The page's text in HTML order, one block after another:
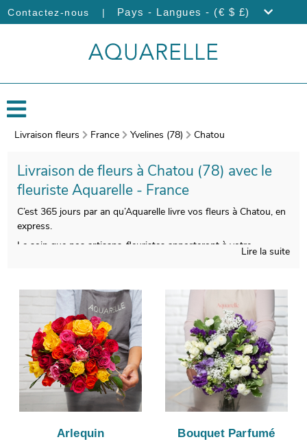
Contactez-nous | Pays - Langues - (€ $ £)
Livraison fleurs France Yvelines (78) Chatou
Livraison de fleurs à Chatou (78) avec le
fleuriste Aquarelle - France
C’est 365 jours par an qu’Aquarelle livre vos fleurs à Chatou, en
express.
Le soin que nos artisans-fleuristes apporteront à votre
qualité. À l’issue de sa réalisation, nous photographierons votre
bouquet de fleurs. Vous pourrez contrôler que votre bouquet
est bien conforme, puisque cette photo vous sera envoyée.
L’envoi sera ensuite effectué. Envie de sortir des sentiers battus
? Gratuitement et en quelques clics, votre commande pourra
être complétée par un message personnalisé.
Lire la suite
Arlequin Bouquet Parfumé